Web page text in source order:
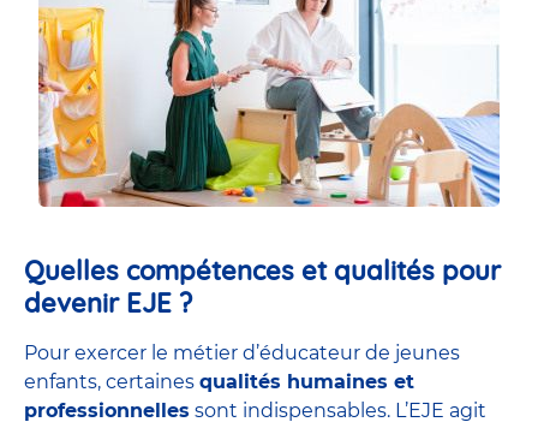
Quelles compétences et qualités pour
devenir EJE ?
Pour exercer le métier d’éducateur de jeunes
enfants, certaines qualités humaines et
professionnelles sont indispensables. L’EJE agit